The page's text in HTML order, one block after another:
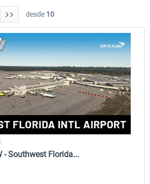
MSFS Aerosoft Airport
desde 10
- Southwest Florida...